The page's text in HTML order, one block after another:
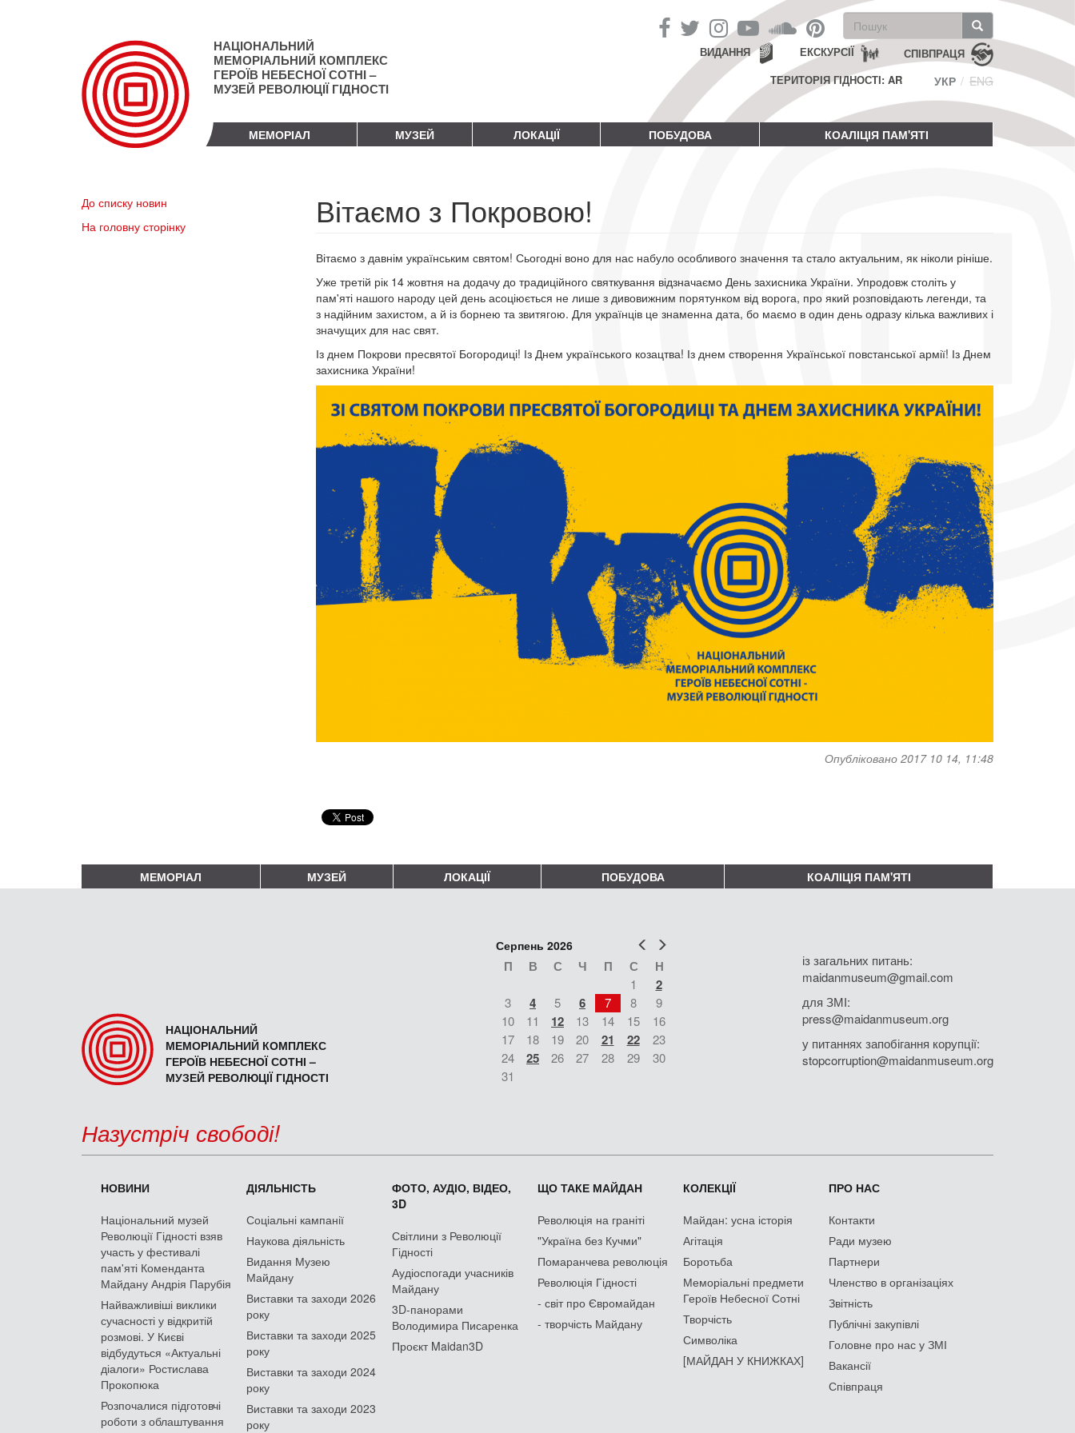
НАЦІОНАЛЬНИЙ
МЕМОРІАЛЬНИЙ КОМПЛЕКС
ГЕРОЇВ НЕБЕСНОЇ СОТНІ –
МУЗЕЙ РЕВОЛЮЦІЇ ГІДНОСТІ
Пошукова
форма
Пошук СПІВПРАЦЯ
ЕКСКУРСІЇ
ВИДАННЯ
ТЕРИТОРІЯ ГІДНОСТІ: AR
УКР ENG
МЕМОРІАЛ МУЗЕЙ ЛОКАЦІЇ ПОБУДОВА КОАЛІЦІЯ ПАМ'ЯТІ
До списку новин
На головну сторінку
Вітаємо з Покровою!
Вітаємо з давнім українським святом! Сьогодні воно для нас набуло особливого значення та стало актуальним, як ніколи рініше.
Уже третій рік 14 жовтня на додачу до традиційного святкування відзначаємо День захисника України. Упродовж століть у
пам'яті нашого народу цей день асоціюється не лише з дивовижним порятунком від ворога, про який розповідають легенди, та
з надійним захистом, а й із борнею та звитягою. Для українців це знаменна дата, бо маємо в один день одразу кілька важливих і
значущих для нас свят.
Із днем Покрови пресвятої Богородиці! Із Днем українського козацтва! Із днем створення Української повстанської армії! Із Днем
захисника України!
Опубліковано 2017 10 14, 11:48
МЕМОРІАЛ МУЗЕЙ ЛОКАЦІЇ ПОБУДОВА КОАЛІЦІЯ ПАМ'ЯТІ
НАЦІОНАЛЬНИЙ
МЕМОРІАЛЬНИЙ КОМПЛЕКС
ГЕРОЇВ НЕБЕСНОЇ СОТНІ –
МУЗЕЙ РЕВОЛЮЦІЇ ГІДНОСТІ
Попер
Серпень 2026
П В С Ч П С Н
1 2
3 4 5 6 7 8
9
10
11 12 13 14 15
16
17
18 19 20 21 22
23
24
25 26 27 28 29
30
31
із загальних питань:
maidanmuseum@gmail.com
для ЗМІ:
press@maidanmuseum.org
у питаннях запобігання корупції:
stopcorruption@maidanmuseum.org
Назустріч свободі!
НОВИНИ
Національний музей
Революції Гідності взяв
участь у фестивалі
пам'яті Коменданта
Майдану Андрія Парубія
Найважливіші виклики
сучасності у відкритій
розмові. У Києві
відбудуться «Актуальні
діалоги» Ростислава
Прокопюка
Розпочалися підготовчі
роботи з облаштування
ДІЯЛЬНІСТЬ
Соціальні кампанії
Наукова діяльність
Видання Музею
Майдану
Виставки та заходи 2026
року
Виставки та заходи 2025
року
Виставки та заходи 2024
року
Виставки та заходи 2023
року
ФОТО, АУДІО, ВІДЕО,
3D
Світлини з Революції
Гідності
Аудіоспогади учасників
Майдану
3D-панорами
Володимира Писаренка
Проєкт Maidan3D
ЩО ТАКЕ МАЙДАН
Революція на граніті
"Україна без Кучми"
Помаранчева революція
Революція Гідності
- світ про Євромайдан
- творчість Майдану
КОЛЕКЦІЇ
Майдан: усна історія
Агітація
Боротьба
Меморіальні предмети
Героїв Небесної Сотні
Творчість
Символіка
[МАЙДАН У КНИЖКАХ]
ПРО НАС
Контакти
Ради музею
Партнери
Членство в організаціях
Звітність
Публічні закупівлі
Головне про нас у ЗМІ
Вакансії
Співпраця